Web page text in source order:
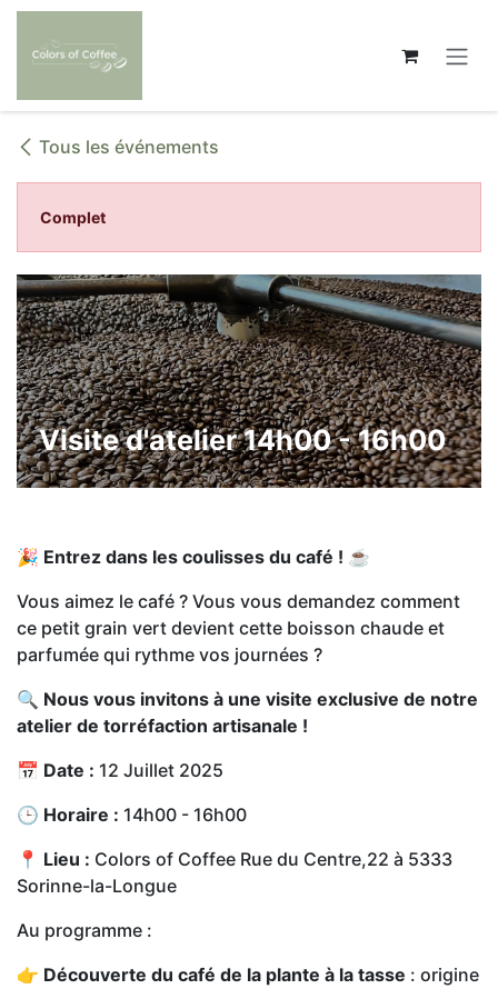
Se rendre au contenu
Tous les événements
Complet
Visite d'atelier 14h00 - 16h00
🎉 Entrez dans les coulisses du café ! ☕
Vous aimez le café ? Vous vous demandez comment
ce petit grain vert devient cette boisson chaude et
parfumée qui rythme vos journées ?
🔍 Nous vous invitons à une visite exclusive de notre
atelier de torréfaction artisanale !
📅 Date : 12 Juillet 2025
🕒 Horaire : 14h00 - 16h00
📍 Lieu : Colors of Coffee Rue du Centre,22 à 5333
Sorinne-la-Longue
Au programme :
👉 Découverte du café de la plante à la tasse : origine